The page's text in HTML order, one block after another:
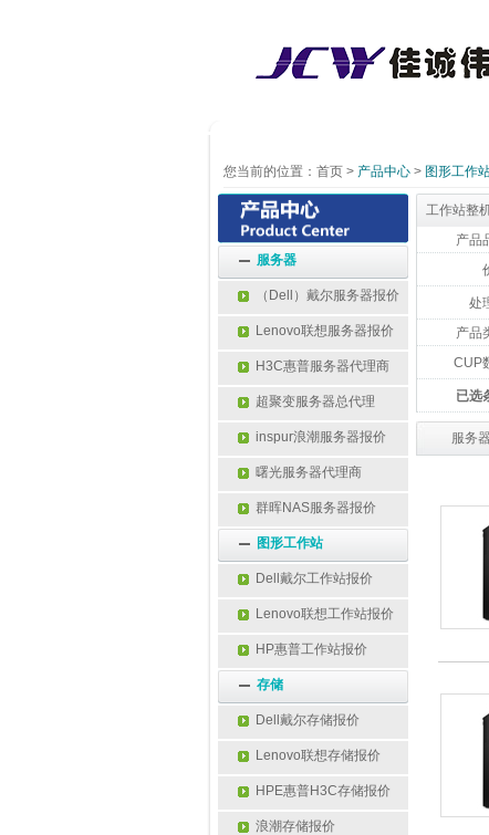
您当前的位置： 首页 > 产品中心 > 图形工作
服务器
（Dell）戴尔服务器报价
Lenovo联想服务器报价
H3C惠普服务器代理商
超聚变服务器总代理
inspur浪潮服务器报价
曙光服务器代理商
群晖NAS服务器报价
图形工作站
Dell戴尔工作站报价
Lenovo联想工作站报价
HP惠普工作站报价
存储
Dell戴尔存储报价
Lenovo联想存储报价
HPE惠普H3C存储报价
浪潮存储报价
工作站整
产品
处
产品
CUP
已选
服务器